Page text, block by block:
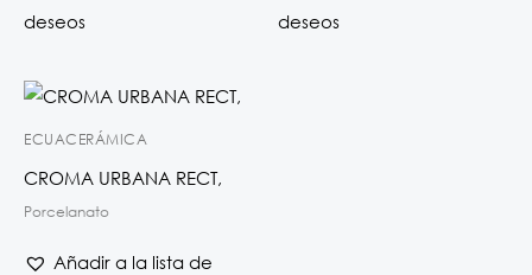
deseos
deseos
ECUACERÁMICA
CROMA URBANA RECT,
Porcelanato
Añadir a la lista de